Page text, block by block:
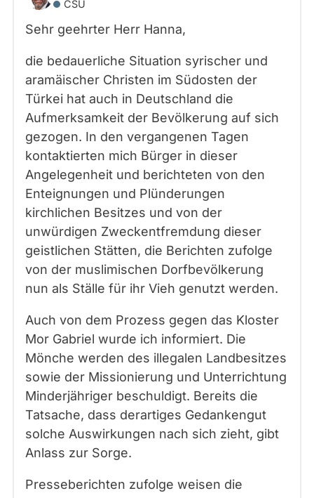
CSU
Sehr geehrter Herr Hanna,
die bedauerliche Situation syrischer und
aramäischer Christen im Südosten der
Türkei hat auch in Deutschland die
Aufmerksamkeit der Bevölkerung auf sich
gezogen. In den vergangenen Tagen
kontaktierten mich Bürger in dieser
Angelegenheit und berichteten von den
Enteignungen und Plünderungen
kirchlichen Besitzes und von der
unwürdigen Zweckentfremdung dieser
geistlichen Stätten, die Berichten zufolge
von der muslimischen Dorfbevölkerung
nun als Ställe für ihr Vieh genutzt werden.
Auch von dem Prozess gegen das Kloster
Mor Gabriel wurde ich informiert. Die
Mönche werden des illegalen Landbesitzes
sowie der Missionierung und Unterrichtung
Minderjähriger beschuldigt. Bereits die
Tatsache, dass derartiges Gedankengut
solche Auswirkungen nach sich zieht, gibt
Anlass zur Sorge.
Presseberichten zufolge weisen die